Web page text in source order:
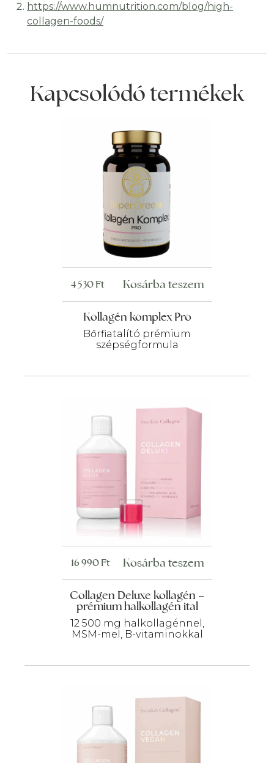
https://www.humnutrition.com/blog/high-
collagen-foods/
Kapcsolódó termékek
Kollagén komplex Pro
Bőrfiatalító prémium
szépségformula
4 530Ft Kosárba teszem
Collagen Deluxe kollagén –
prémium halkollagén ital
12 500 mg halkollagénnel,
MSM-mel, B-vitaminokkal
16 990Ft Kosárba teszem